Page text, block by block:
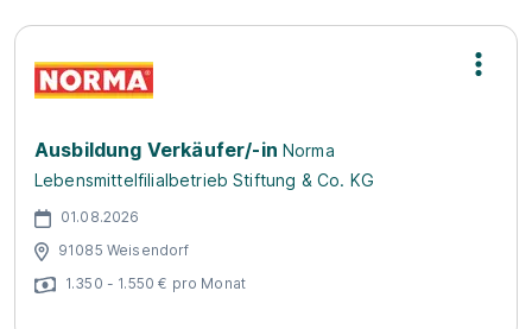
Ausbildung Verkäufer/-in Norma
Lebensmittelfilialbetrieb Stiftung & Co. KG
01.08.2026
91085 Weisendorf
1.350 - 1.550 € pro Monat